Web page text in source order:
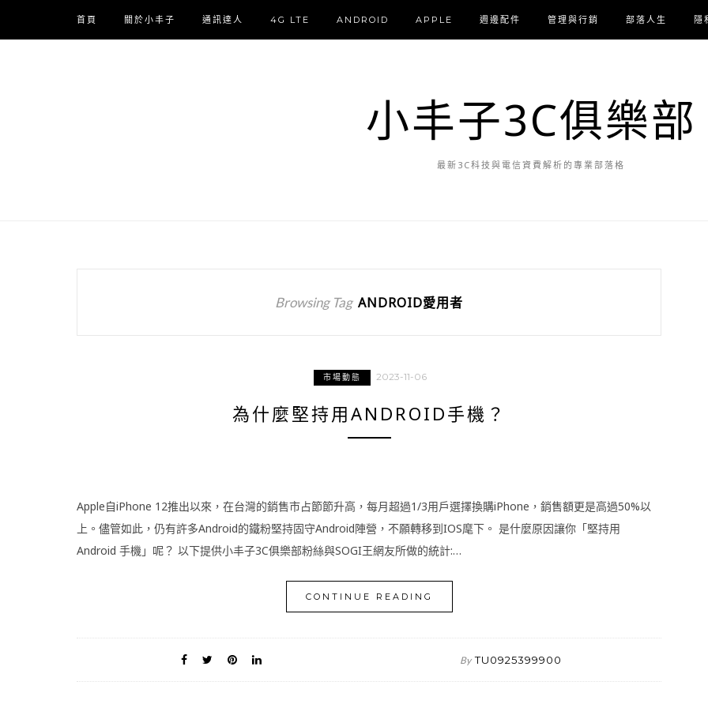
首頁 關於小丰子 通訊達人 4G LTE ANDROID APPLE 週邊配件 管理與行銷 部落人生 隱
小丰子3C俱樂部
最新3C科技與電信資費解析的專業部落格
Browsing Tag ANDROID愛用者
市場動態 2023-11-06
為什麼堅持用ANDROID手機？
Apple自iPhone 12推出以來，在台灣的銷售市占節節升高，每月超過1/3用戶選擇換購iPhone，銷售額更是高過50%以
上。儘管如此，仍有許多Android的鐵粉堅持固守Android陣營，不願轉移到IOS麾下。 是什麼原因讓你「堅持用
Android 手機」呢？ 以下提供小丰子3C俱樂部粉絲與SOGI王網友所做的統計:…
CONTINUE READING
By TU0925399900